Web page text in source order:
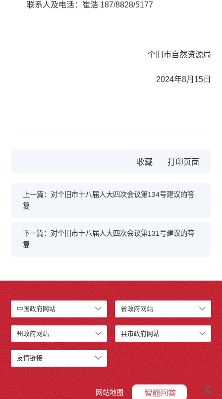
联系人及电话：崔浩 187/8828/5177
个旧市自然资源局
2024年8月15日
收藏
上一篇：对个旧市十八届人大四次会议第134号建议的答
复
下一篇：对个旧市十八届人大四次会议第131号建议的答
复
中国政府网站 省政府网站
州政府网站 县市政府网站
友情链接
网站地图 x